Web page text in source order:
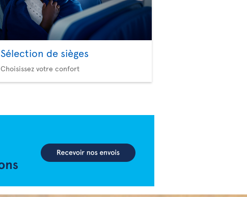
Sélection de sièges
Choisissez votre confort